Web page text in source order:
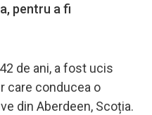
pentru a fi
de ani, a fost ucis
care conducea o
din Aberdeen, Scoția.